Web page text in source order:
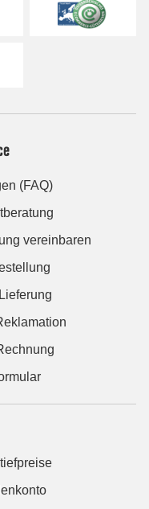
(FAQ)
vereinbaren